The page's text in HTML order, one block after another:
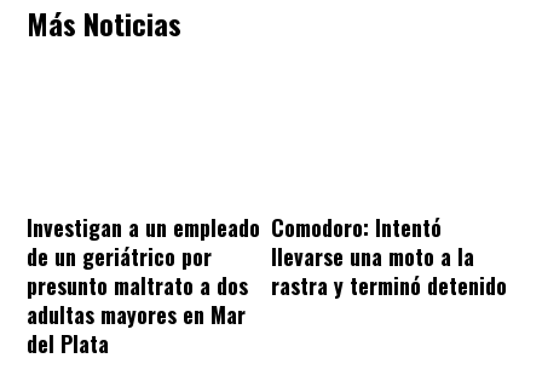
Más Noticias
Investigan a un empleado
de un geriátrico por
presunto maltrato a dos
adultas mayores en Mar
del Plata
Comodoro: Intentó
llevarse una moto a la
rastra y terminó detenido